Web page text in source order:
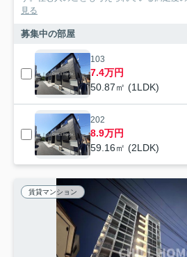
見る
募集中の部屋
103
7.4万円
50.87㎡ (1LDK)
202
8.9万円
59.16㎡ (2LDK)
賃貸マンション